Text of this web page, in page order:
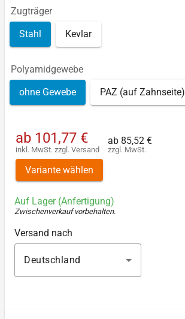
Zugträger
Stahl Kevlar
Polyamidgewebe
ohne Gewebe PAZ (auf Zahnseite)
ab 101,77 €
inkl. MwSt. zzgl. Versand
ab 85,52 €
zzgl. MwSt.
Variante wählen
Auf Lager (Anfertigung)
Zwischenverkauf vorbehalten.
Versand nach
Deutschland